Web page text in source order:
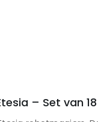
– Set van 18